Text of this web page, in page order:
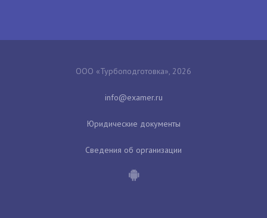
ООО «Турбоподготовка», 2026
Юридические документы
Сведения об организации